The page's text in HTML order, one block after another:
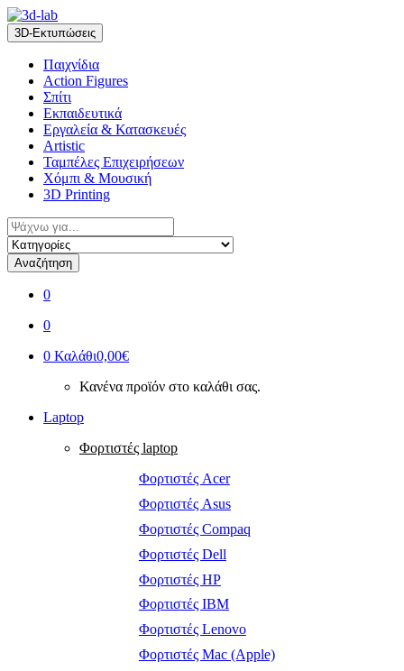
Skip
to
navigation
Skip
to
content
3D-Εκτυπώσεις
Παιχνίδια
Action Figures
Σπίτι
Εκπαιδευτικά
Εργαλεία & Κατασκευές
Artistic
Ταμπέλες Επιχειρήσεων
Χόμπι & Μουσική
3D Printing
Αναζήτηση
για:
Αναζήτηση
0
0
0 Καλάθι0,00€
Κανένα προϊόν στο καλάθι σας.
Laptop
Φορτιστές laptop
Φορτιστές Acer
Φορτιστές Asus
Φορτιστές Compaq
Φορτιστές Dell
Φορτιστές HP
Φορτιστές IBM
Φορτιστές Lenovo
Φορτιστές Mac (Apple)